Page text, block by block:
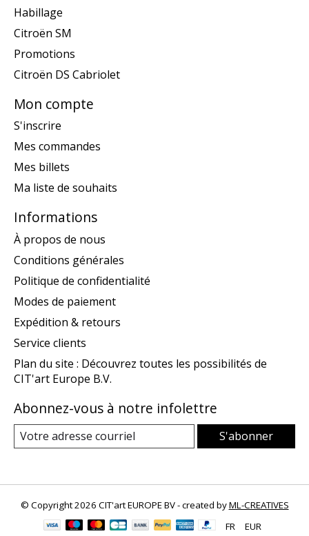
Habillage
Citroën SM
Promotions
Citroën DS Cabriolet
Mon compte
S'inscrire
Mes commandes
Mes billets
Ma liste de souhaits
Informations
À propos de nous
Conditions générales
Politique de confidentialité
Modes de paiement
Expédition & retours
Service clients
Plan du site : Découvrez toutes les possibilités de
CIT'art Europe B.V.
Abonnez-vous à notre infolettre
S'abonner
© Copyright 2026 CIT'art EUROPE BV - created byML-CREATIVES
FR
EUR